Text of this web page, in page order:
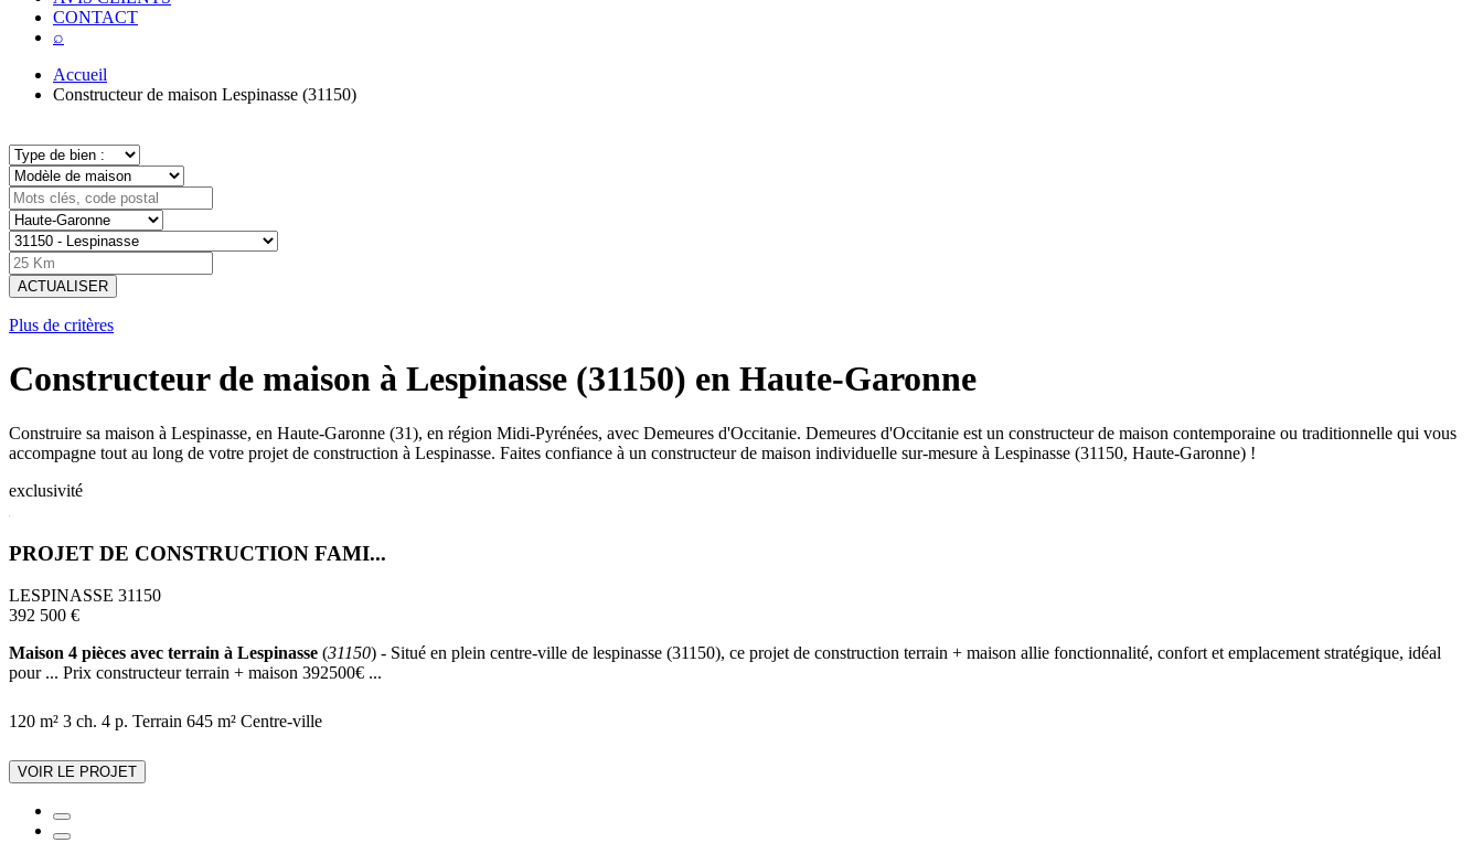
CONTACT
⌕
Accueil
Constructeur de maison Lespinasse (31150)
ACTUALISER
Plus de critères
Constructeur de maison à Lespinasse (31150) en Haute-Garonne
Construire sa maison à Lespinasse, en Haute-Garonne (31), en région Midi-Pyrénées, avec Demeures d'Occitanie. Demeures d'Occitanie est un constructeur de maison contemporaine ou traditionnelle qui vous
accompagne tout au long de votre projet de construction à Lespinasse. Faites confiance à un constructeur de maison individuelle sur-mesure à Lespinasse (31150, Haute-Garonne) !
exclusivité
PROJET DE CONSTRUCTION FAMI...
LESPINASSE 31150
392 500 €
Maison 4 pièces avec terrain à Lespinasse (31150) - Situé en plein centre-ville de lespinasse (31150), ce projet de construction terrain + maison allie fonctionnalité, confort et emplacement stratégique, idéal
pour ... Prix constructeur terrain + maison 392500€ ...
120 m² 3 ch. 4 p. Terrain 645 m² Centre-ville
VOIR LE PROJET